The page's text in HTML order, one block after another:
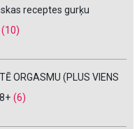
receptes gurķu
(10)
ORGASMU (PLUS VIENS
(6)